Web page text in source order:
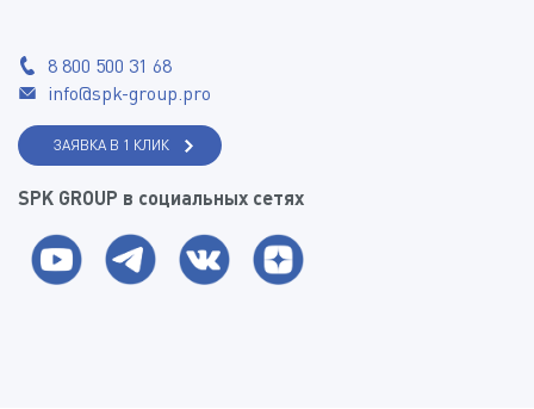
8 800 500 31 68
info@spk-group.pro
ЗАЯВКА В 1 КЛИК
SPK GROUP в социальных сетях